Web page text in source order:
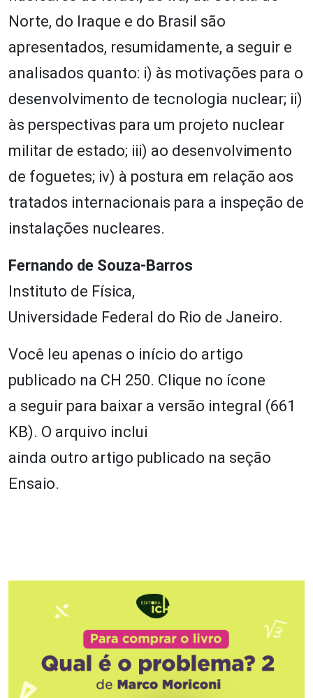
Norte, do Iraque e do Brasil são
apresentados, resumidamente, a seguir e
analisados quanto: i) às motivações para o
desenvolvimento de tecnologia nuclear; ii)
às perspectivas para um projeto nuclear
militar de estado; iii) ao desenvolvimento
de foguetes; iv) à postura em relação aos
tratados internacionais para a inspeção de
instalações nucleares.
Fernando de Souza-Barros
Instituto de Física,
Universidade Federal do Rio de Janeiro.
Você leu apenas o início do artigo
publicado na CH 250. Clique no ícone
a seguir para baixar a versão integral (661
KB). O arquivo inclui
ainda outro artigo publicado na seção
Ensaio.